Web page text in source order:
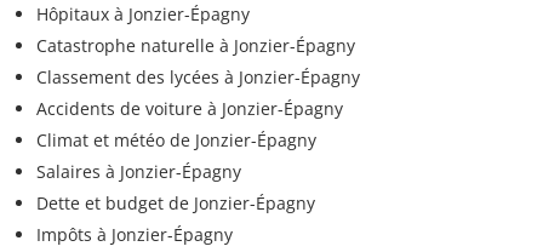
Hôpitaux à Jonzier-Épagny
Catastrophe naturelle à Jonzier-Épagny
Classement des lycées à Jonzier-Épagny
Accidents de voiture à Jonzier-Épagny
Climat et météo de Jonzier-Épagny
Salaires à Jonzier-Épagny
Dette et budget de Jonzier-Épagny
Impôts à Jonzier-Épagny